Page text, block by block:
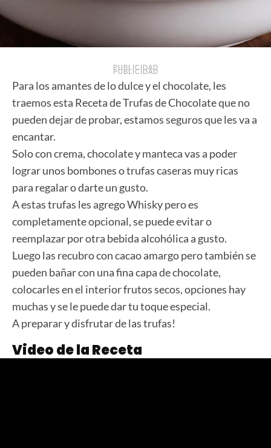
PUBLICIDAD
PUBLICIDAD
Para los amantes de lo dulce y el chocolate, les
traemos esta Receta de Trufas de Chocolate que no
pueden dejar de probar, estamos seguros que les va a
encantar.
Solo con crema, chocolate y manteca vas a poder
lograr unos bombones o trufas caseras muy ricas
para regalar o darte un gusto.
A estas trufas les agrego Whisky pero es
completamente opcional, se puede evitar o
reemplazar por otra bebida alcohólica a gusto.
Luego las recubro con cacao amargo pero también se
pueden bañar con una fina capa de chocolate,
colocarles en el interior frutos secos, opciones hay
muchas y se le puede dar tu toque especial.
A preparar y disfrutar de las trufas!
Video de la Receta